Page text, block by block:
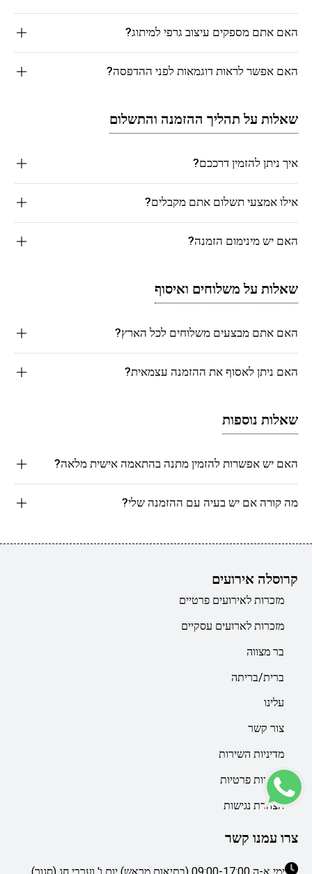
האם אתם מספקים עיצוב גרפי למיתוג?
האם אפשר לראות דוגמאות לפני ההדפסה?
שאלות על תהליך ההזמנה והתשלום
איך ניתן להזמין דרככם?
אילו אמצעי תשלום אתם מקבלים?
האם יש מינימום הזמנה?
שאלות על משלוחים ואיסוף
האם אתם מבצעים משלוחים לכל הארץ?
האם ניתן לאסוף את ההזמנה עצמאית?
שאלות נוספות
האם יש אפשרות להזמין מתנה בהתאמה אישית מלאה?
מה קורה אם יש בעיה עם ההזמנה שלי?
קרוסלה אירועים
מזכרות לאירועים פרטיים
מזכרות לארועים עסקיים
בר מצווה
ברית/בריתה
עלינו
צור קשר
מדיניות השירות
מדיניות פרטיות
הצהרת נגישות
צרו עמנו קשר